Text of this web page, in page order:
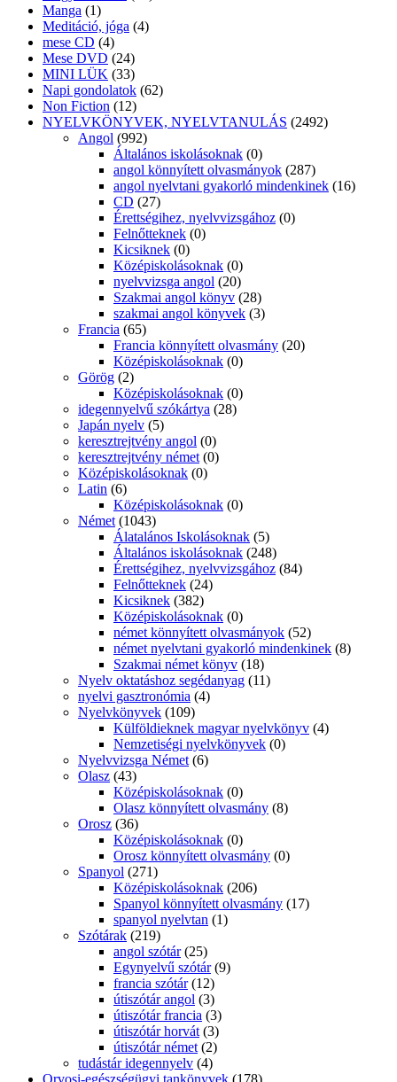
Egynyelvű szótár
francia szótár
útiszótár angol
útiszótár francia
útiszótár horvát
útiszótár német
tudástár idegennyelv (4)
Orvosi-egészségügyi tankönyvek
Otthon, lakás (18)
Pedagógiai szakkönyv (290)
Logopédiai Szakkönyv (36)
Óvodapedagógiai szakkönyv
segédkönyv (35)
Tanmenetek (4)
(24)
(32)
Prózaelemzések (1)
Pszichológia, Önismeret (293)
önismeret (38)
személyiség pszichológia
Reader's Digest Kiadó Kft. (0)
(234)
Regények középiskolásoknak
Rejtvények
(8)
Rejtvénykönyv (11)
Sci-fi
(29)
Speciális fejlesztő könyvek (79)
Autistáknak (4)
Beszédjavító (8)
Diszkalkulia
Diszlexia (7)
Logopédia (44)
Szakmai Könyvek (558)
Agrárképzés tankönyvei (volt FVM könyvek)- Herman
Ottó Intézet (236)
Állatgondozás (9)
állattenyésztés (0)
Kertészet (28)
kertészeti szakkönyv (8)
mezőgazdasági (3)
Számvitel (11)
Szórakoztató regények (895)
erotikus regény (41)
Képregények (36)
Krimik (153)
Pszichotriller (3)
Romantikus regények (289)
TANKÖNYVEK
Alsó tagozat (389)
Ének (0)
Hittan
Hittan és erkölcstan (6)
Informatika (0)
Írás-helyesírás
Környezetismeret (25)
Matematika (0)
Olvasás (81)
Rajz, művészetek
Technika (0)
Természetismeret (0)
Felső tagozat (293)
Biológia (0)
Ének (0)
Fizika (0)
Földrajz (0)
Háztartástan (1)
Informatika (0)
Keresés